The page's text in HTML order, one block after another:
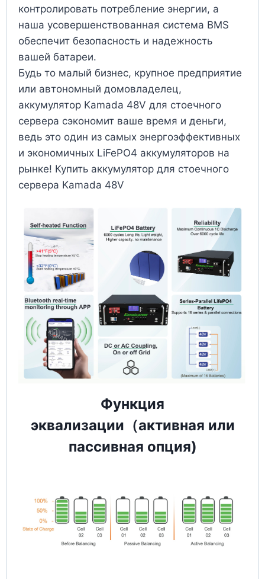
контролировать потребление энергии, а
наша усовершенствованная система BMS
обеспечит безопасность и надежность
вашей батареи.
Будь то малый бизнес, крупное предприятие
или автономный домовладелец,
аккумулятор Kamada 48V для стоечного
сервера сэкономит ваше время и деньги,
ведь это один из самых энергоэффективных
и экономичных LiFePO4 аккумуляторов на
рынке! Купить аккумулятор для стоечного
сервера Kamada 48V
Функция
эквализации（активная или
пассивная опция)